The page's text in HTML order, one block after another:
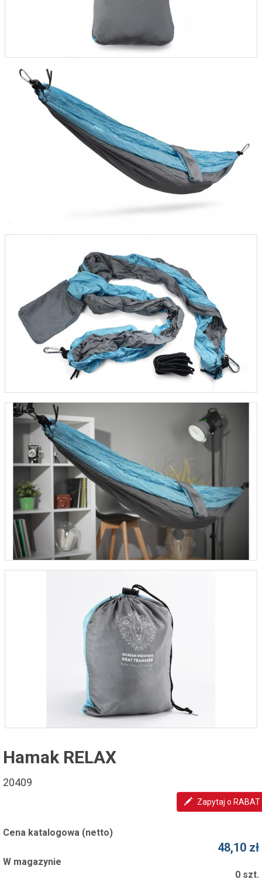
Hamak RELAX
20409
Zapytaj o RABAT
Cena katalogowa (netto)
48,10 zł
W magazynie
0 szt.